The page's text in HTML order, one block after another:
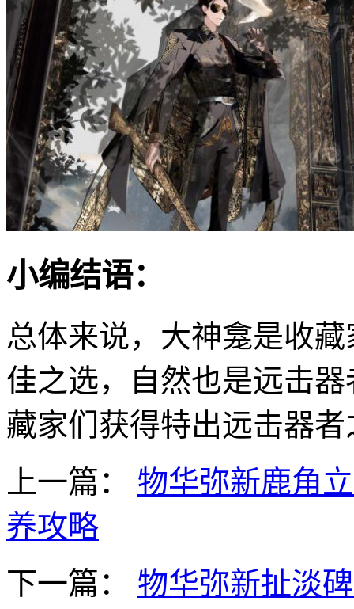
小编结语：
总体来说，大神龛是收
佳之选，自然也是远击
藏家们获得特出远击器
上一篇：
物华弥新鹿角
养攻略
下一篇：
物华弥新扯淡